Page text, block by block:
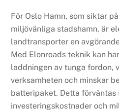
För Oslo Hamn, som siktar
miljövänliga stadshamn, är
landtransporter en
Med Elonroads teknik kan
laddningen av tunga fordon,
verksamheten och minskar
batteripaket. Detta förväntas
investeringskostnader och